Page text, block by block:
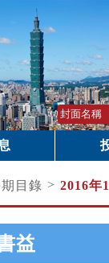
目錄 > 2016年
益